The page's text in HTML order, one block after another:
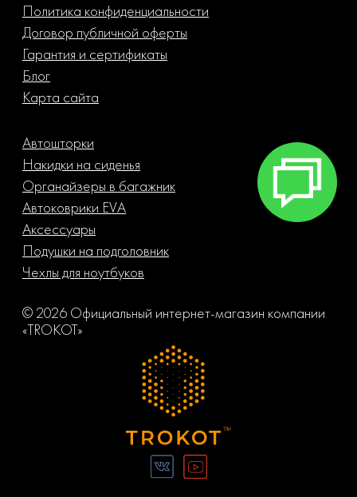
Политика конфиденциальности
Договор публичной оферты
Гарантия и сертификаты
Блог
Карта сайта
Автошторки
Накидки на сиденья
Органайзеры в багажник
Автоковрики EVA
Аксессуары
Подушки на подголовник
Чехлы для ноутбуков
© 2026 Официальный интернет-магазин компании
«TROKOT»